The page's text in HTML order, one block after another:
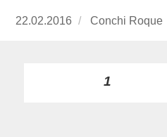
Publicado
22.02.2016
https://
Conchi Roque
Paginación
PÁGINA1